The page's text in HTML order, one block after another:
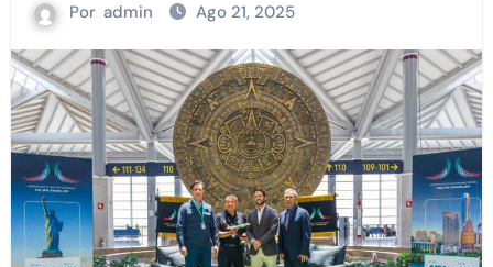
Por admin Ago 21, 2025